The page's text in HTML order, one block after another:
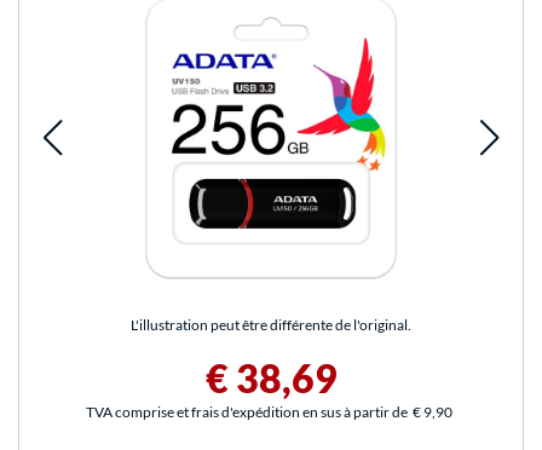
L'illustration peut être différente de l'original.
€ 38,69
TVA comprise et frais d'expédition en sus à partir de € 9,90